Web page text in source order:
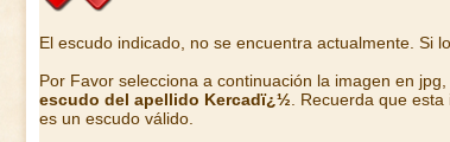
El escudo indicado, no se encuentra actualmente. Si
Por Favor selecciona a continuación la imagen en
escudo del apellido Kercadï¿½ . Recuerda que
es un escudo válido.